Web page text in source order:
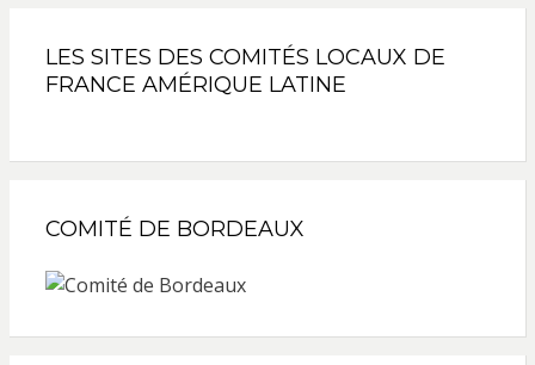
LES SITES DES COMITÉS LOCAUX DE
FRANCE AMÉRIQUE LATINE
COMITÉ DE BORDEAUX